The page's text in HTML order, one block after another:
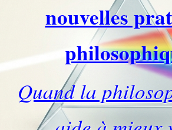
nouvelles
Quand la